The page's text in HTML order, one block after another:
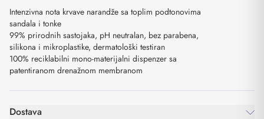
Intenzivna nota krvave narandže sa toplim podtonovima
sandala i tonke
99% prirodnih sastojaka, pH neutralan, bez parabena,
silikona i mikroplastike, dermatološki testiran
100% reciklabilni mono-materijalni dispenzer sa
patentiranom drenažnom membranom
Dostava